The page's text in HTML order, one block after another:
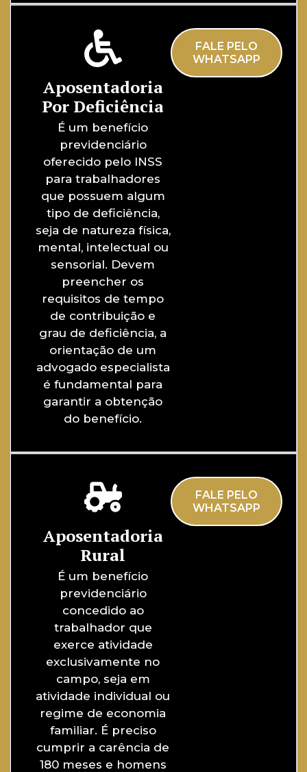
Aposentadoria
Por Deficiência
É um benefício
previdenciário
oferecido pelo INSS
para trabalhadores
que possuem algum
tipo de deficiência,
seja de natureza física,
mental, intelectual ou
sensorial. Devem
preencher os
requisitos de tempo
de contribuição e
grau de deficiência, a
orientação de um
advogado especialista
é fundamental para
garantir a obtenção
do benefício.
FALE PELO
WHATSAPP
Aposentadoria
Rural
É um benefício
previdenciário
concedido ao
trabalhador que
exerce atividade
exclusivamente no
campo, seja em
atividade individual ou
regime de economia
familiar. É preciso
cumprir a carência de
180 meses e homens
FALE PELO
WHATSAPP